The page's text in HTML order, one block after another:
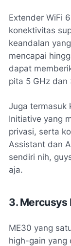
Extender WiFi
konektivitas
keandalan
mencapai
dapat
pita 5 GHz
Juga termasuk
Initiative yang
privasi, serta
Assistant dan
sendiri nih,
aja.
3. Mercusys
ME30 yang
high-gain yang